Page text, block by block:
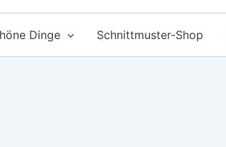
Dinge Schnittmuster-Shop